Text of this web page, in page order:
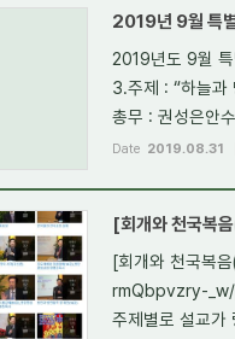
2019년 9월 특
2019년도 9월
3.주제 : “하늘과
총무 : 권성은안
Date 2019.08.31
[회개와 천국복
[회개와 천국복
rmQbpvzry-_w/
주제별로 설교가